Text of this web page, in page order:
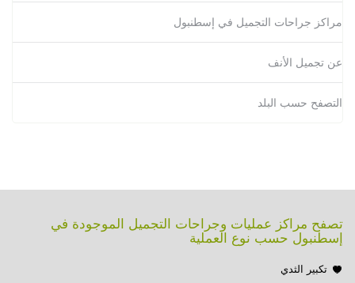
مراكز جراحات التجميل في إسطنبول
عن تجميل الأنف
التصفح حسب البلد
تصفح مراكز عمليات وجراحات التجميل الموجودة في
إسطنبول حسب نوع العملية
تكبير الثدي